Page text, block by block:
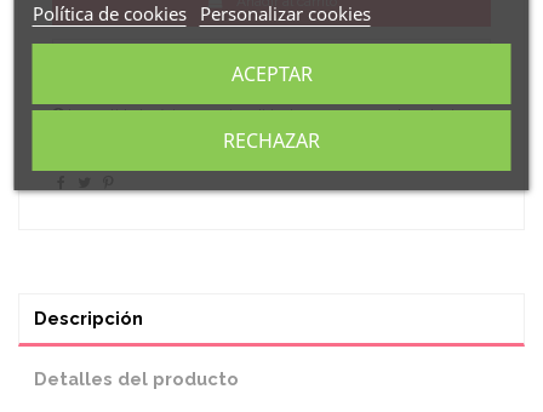
La cantidad mínima en el pedido de compra para el producto es
Descripción
Detalles del producto
Política de cookies Personalizar cookies
RECHAZAR
ACEPTAR